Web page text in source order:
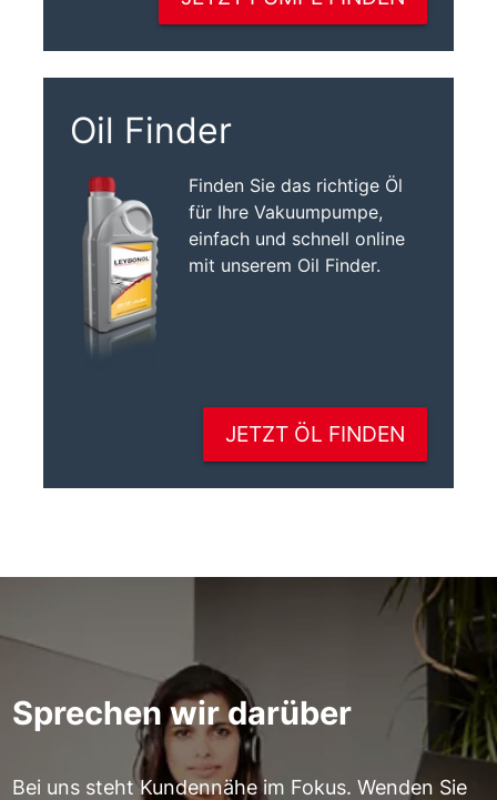
Sprechen wir darüber
Bei uns steht Kundennähe im Fokus. Wenden Sie